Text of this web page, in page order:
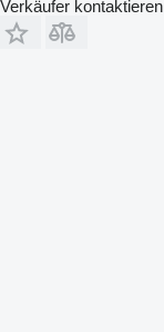
Verkäufer kontaktieren